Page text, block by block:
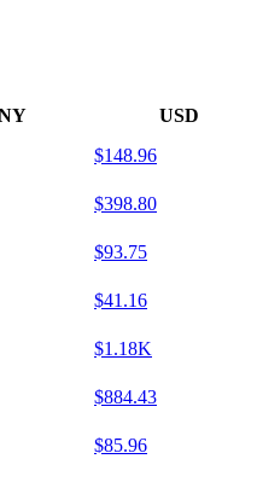
USD
$148.96
$398.80
$93.75
$41.16
$1.18K
$884.43
$85.96